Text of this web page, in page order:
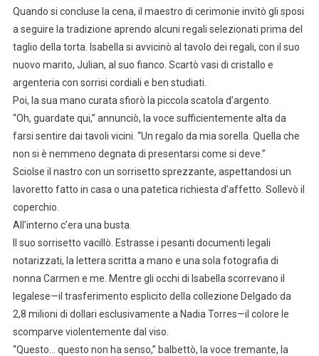
Quando si concluse la cena, il maestro di cerimonie invitò gli sposi
a seguire la tradizione aprendo alcuni regali selezionati prima del
taglio della torta. Isabella si avvicinò al tavolo dei regali, con il suo
nuovo marito, Julian, al suo fianco. Scartò vasi di cristallo e
argenteria con sorrisi cordiali e ben studiati.
Poi, la sua mano curata sfiorò la piccola scatola d’argento.
“Oh, guardate qui,” annunciò, la voce sufficientemente alta da
farsi sentire dai tavoli vicini. “Un regalo da mia sorella. Quella che
non si è nemmeno degnata di presentarsi come si deve.”
Sciolse il nastro con un sorrisetto sprezzante, aspettandosi un
lavoretto fatto in casa o una patetica richiesta d’affetto. Sollevò il
coperchio.
All’interno c’era una busta.
Il suo sorrisetto vacillò. Estrasse i pesanti documenti legali
notarizzati, la lettera scritta a mano e una sola fotografia di
nonna Carmen e me. Mentre gli occhi di Isabella scorrevano il
legalese—il trasferimento esplicito della collezione Delgado da
2,8 milioni di dollari esclusivamente a Nadia Torres—il colore le
scomparve violentemente dal viso.
“Questo… questo non ha senso,” balbettò, la voce tremante, la